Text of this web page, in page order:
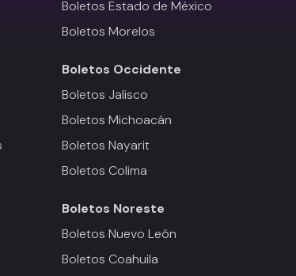
Boletos Estado de México
Boletos Morelos
Boletos Occidente
Boletos Jalisco
Boletos Michoacán
Boletos Nayarit
Boletos Colima
Boletos Noreste
Boletos Nuevo León
Boletos Coahuila